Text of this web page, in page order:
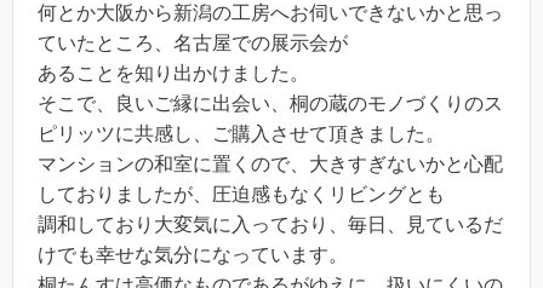
何とか大阪から新潟の工房へお伺いできないかと思っ
ていたところ、名古屋での展示会が
あることを知り出かけました。
そこで、良いご縁に出会い、桐の蔵のモノづくりのス
ピリッツに共感し、ご購入させて頂きました。
マンションの和室に置くので、大きすぎないかと心配
しておりましたが、圧迫感もなくリビングとも
調和しており大変気に入っており、毎日、見ているだ
けでも幸せな気分になっています。